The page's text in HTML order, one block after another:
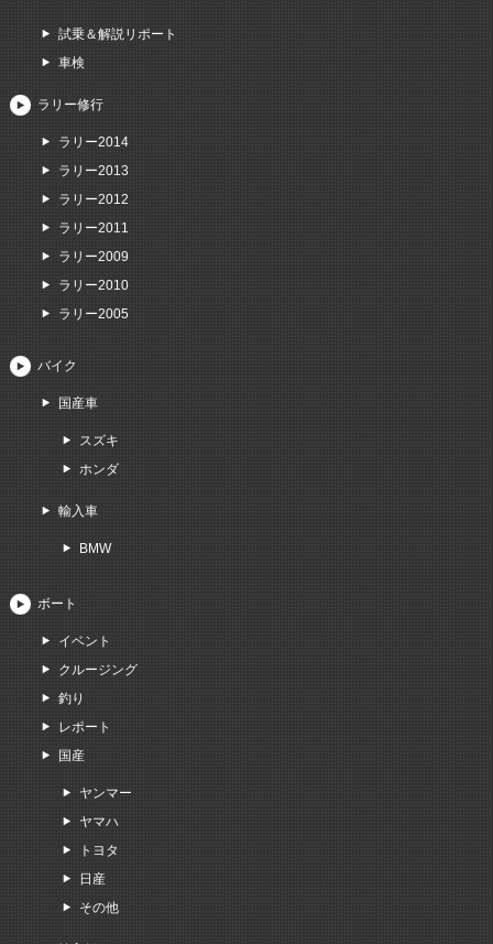
試乗＆解説リポート
車検
ラリー修行
ラリー2014
ラリー2013
ラリー2012
ラリー2011
ラリー2009
ラリー2010
ラリー2005
バイク
国産車
スズキ
ホンダ
輸入車
BMW
ボート
イベント
クルージング
釣り
レポート
国産
ヤンマー
ヤマハ
トヨタ
日産
その他